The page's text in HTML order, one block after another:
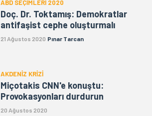
ABD SEÇİMLERİ 2020
Doç. Dr. Toktamış: Demokratlar
antifaşist cephe oluşturmalı
21 Ağustos 2020 Pınar Tarcan
AKDENİZ KRİZİ
Miçotakis CNN'e konuştu:
Provokasyonları durdurun
20 Ağustos 2020